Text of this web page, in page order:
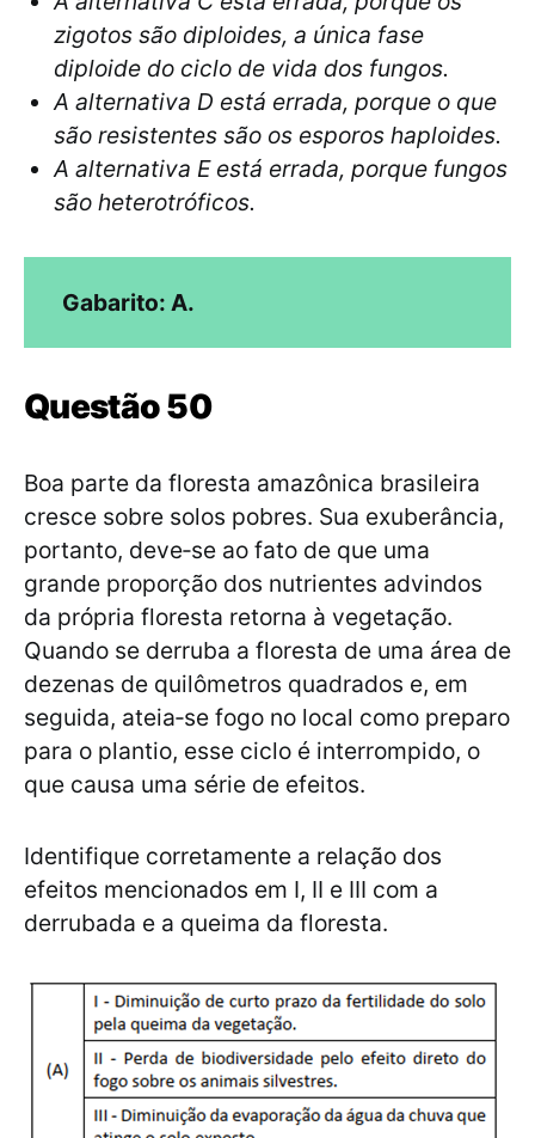
zigotos são diploides, a única fase
diploide do ciclo de vida dos fungos.
A alternativa D está errada, porque o que
são resistentes são os esporos haploides.
A alternativa E está errada, porque fungos
são heterotróficos.
Gabarito: A.
Questão 50
Boa parte da floresta amazônica brasileira
cresce sobre solos pobres. Sua exuberância,
portanto, deve‐se ao fato de que uma
grande proporção dos nutrientes advindos
da própria floresta retorna à vegetação.
Quando se derruba a floresta de uma área de
dezenas de quilômetros quadrados e, em
seguida, ateia‐se fogo no local como preparo
para o plantio, esse ciclo é interrompido, o
que causa uma série de efeitos.
Identifique corretamente a relação dos
efeitos mencionados em I, II e III com a
derrubada e a queima da floresta.